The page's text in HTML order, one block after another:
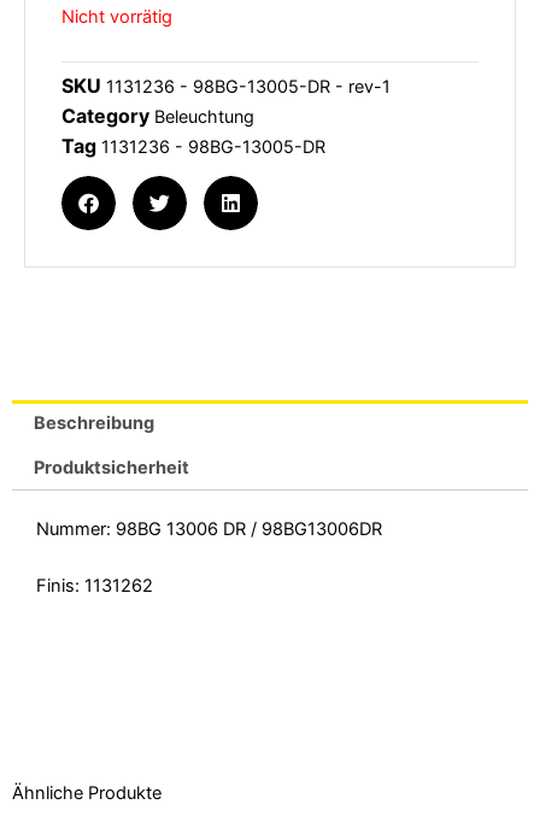
Nicht vorrätig
SKU 1131236 - 98BG-13005-DR - rev-1
Category Beleuchtung
Tag 1131236 - 98BG-13005-DR
Beschreibung
Produktsicherheit
Nummer: 98BG 13006 DR / 98BG13006DR
Finis: 1131262
Ähnliche Produkte